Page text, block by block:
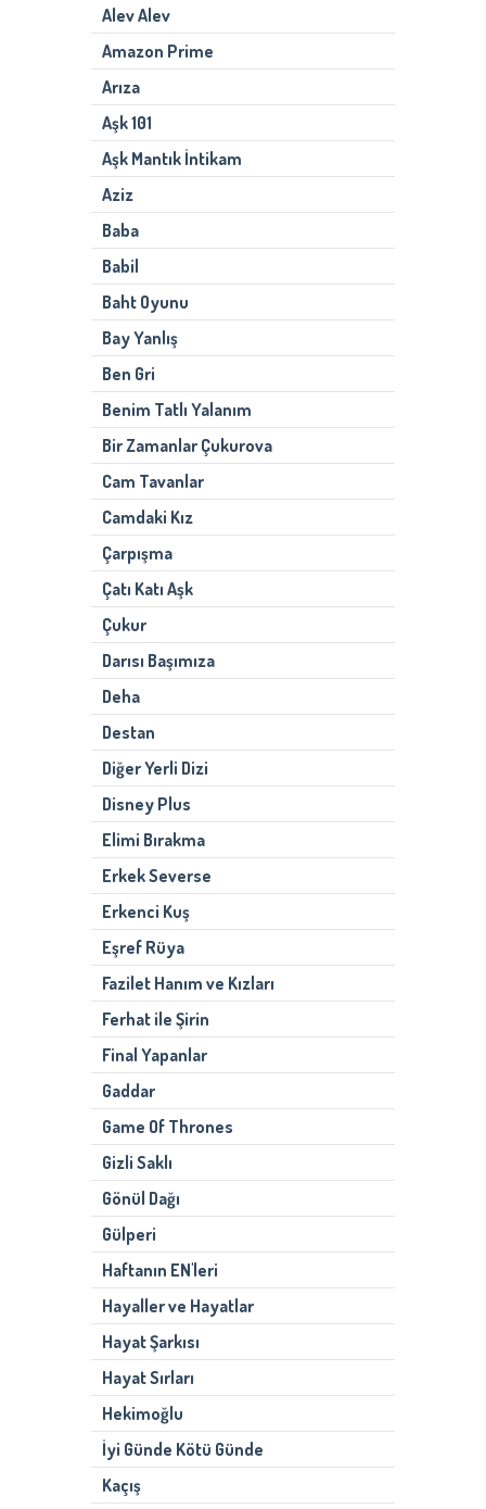
Alev Alev
Amazon Prime
Arıza
Aşk 101
Aşk Mantık İntikam
Aziz
Baba
Babil
Baht Oyunu
Bay Yanlış
Ben Gri
Benim Tatlı Yalanım
Bir Zamanlar Çukurova
Cam Tavanlar
Camdaki Kız
Çarpışma
Çatı Katı Aşk
Çukur
Darısı Başımıza
Deha
Destan
Diğer Yerli Dizi
Disney Plus
Elimi Bırakma
Erkek Severse
Erkenci Kuş
Eşref Rüya
Fazilet Hanım ve Kızları
Ferhat ile Şirin
Final Yapanlar
Gaddar
Game Of Thrones
Gizli Saklı
Gönül Dağı
Gülperi
Haftanın EN'leri
Hayaller ve Hayatlar
Hayat Şarkısı
Hayat Sırları
Hekimoğlu
İyi Günde Kötü Günde
Kaçış